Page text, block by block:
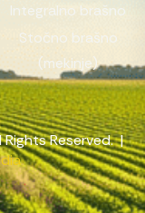
Integralno brašno
Stočno brašno
(mekinje)
Reserved. |